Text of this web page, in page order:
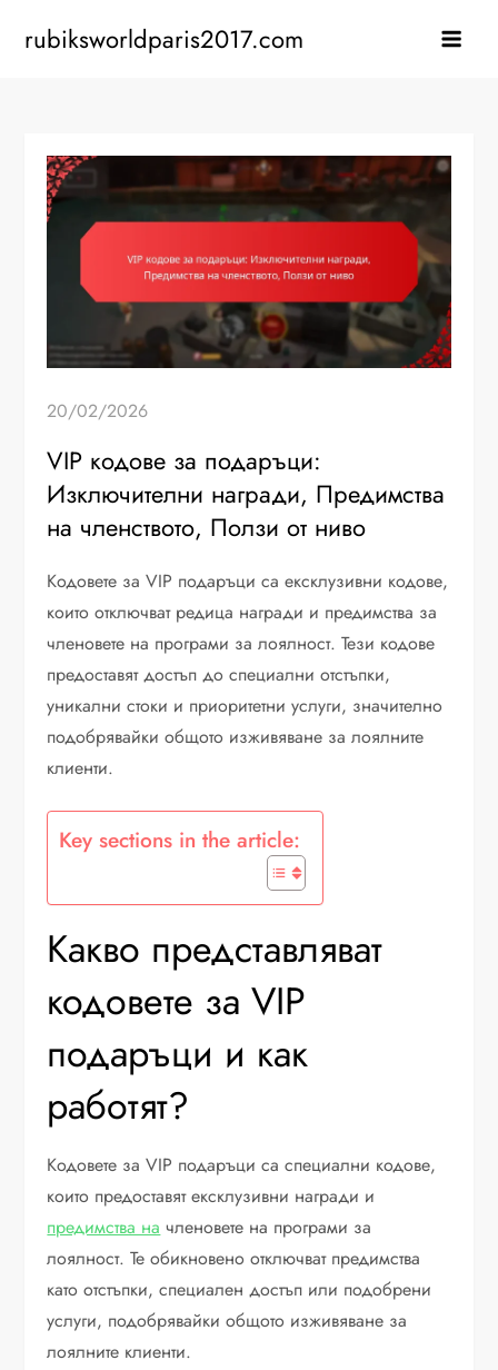
rubiksworldparis2017.com
20/02/2026
VIP кодове за подаръци:
Изключителни награди, Предимства
на членството, Ползи от ниво
Кодовете за VIP подаръци са ексклузивни кодове,
които отключват редица награди и предимства за
членовете на програми за лоялност. Тези кодове
предоставят достъп до специални отстъпки,
уникални стоки и приоритетни услуги, значително
подобрявайки общото изживяване за лоялните
клиенти.
Key sections in the article:
Какво представляват
кодовете за VIP
подаръци и как
работят?
Кодовете за VIP подаръци са специални кодове,
които предоставят ексклузивни награди и
предимства на членовете на програми за
лоялност. Те обикновено отключват предимства
като отстъпки, специален достъп или подобрени
услуги, подобрявайки общото изживяване за
лоялните клиенти.